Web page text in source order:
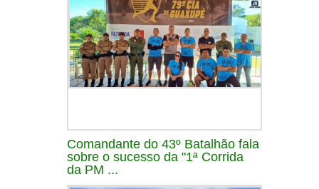
Comandante do 43º Batalhão fala
sobre o sucesso da "1ª Corrida
da PM ...